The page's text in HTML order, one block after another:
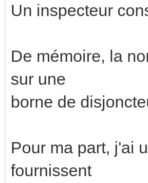
Un inspecteur
De mémoire, la
sur une
borne de
Pour ma part, j'ai
fournissent